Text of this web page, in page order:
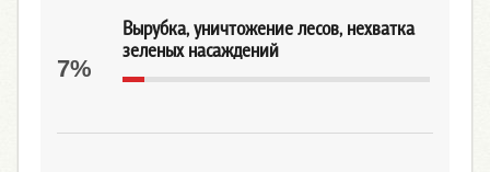
Вырубка, уничтожение лесов, нехватка
зеленых насаждений
7%